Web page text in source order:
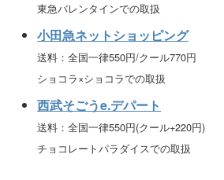
東急バレンタインでの取扱
小田急ネットショッピング
送料：全国一律550円/クール770円
ショコラ×ショコラでの取扱
西武そごうe.デパート
送料：全国一律550円(クール+220円)
チョコレートパラダイスでの取扱